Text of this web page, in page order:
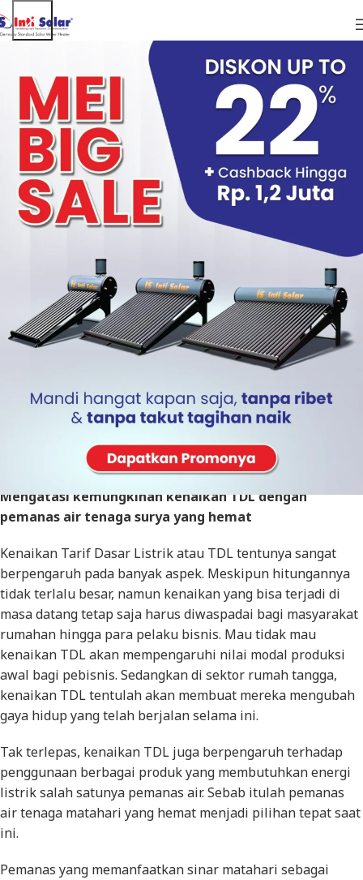
ARTIKEL TEKNOLOGI
Cara Atasi Kenaikan TDL Dengan Pemanas
Air Tenaga Surya yang Hemat
Cara Atasi Kenaikan TDL Dengan
Pemanas Air Tenaga Surya yang Hemat
Pemanas air tenaga surya yang hemat
– Solar water
heater semakin dikenal dan menjadi pilihan para
masyarakat pebisnis maupun pribadi. Apalagi dengan
kemungkinan akan adanya kenaikan TDL atau Tarif Dasar
Listrik yang sering dicanangkan PLN. Pemanas air yang
sebelumnya banyak digunakan adalah yang menggunakan
penginapan, hingga rumah pribadi. Namun saat ini
hendaknya beralih ke pemanas air yang memanfaatkan
tenaga surya atau matahari demi menghemat listrik,
Mengatasi kemungkinan kenaikan TDL dengan
pemanas air tenaga surya yang hemat
Kenaikan Tarif Dasar Listrik atau TDL tentunya sangat
berpengaruh pada banyak aspek. Meskipun hitungannya
tidak terlalu besar, namun kenaikan yang bisa terjadi di
masa datang tetap saja harus diwaspadai bagi masyarakat
rumahan hingga para pelaku bisnis. Mau tidak mau
kenaikan TDL akan mempengaruhi nilai modal produksi
awal bagi pebisnis. Sedangkan di sektor rumah tangga,
kenaikan TDL tentulah akan membuat mereka mengubah
gaya hidup yang telah berjalan selama ini.
Tak terlepas, kenaikan TDL juga berpengaruh terhadap
penggunaan berbagai produk yang membutuhkan energi
listrik salah satunya pemanas air. Sebab itulah pemanas
air tenaga matahari yang hemat menjadi pilihan tepat saat
ini.
Pemanas yang memanfaatkan sinar matahari sebagai